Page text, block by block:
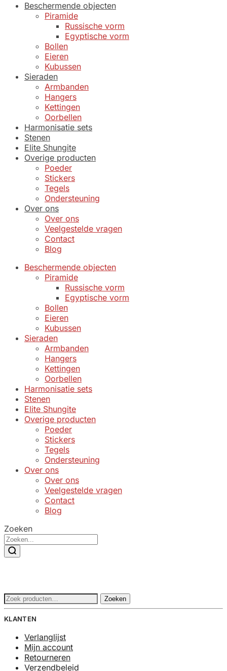
Beschermende objecten
Piramide
Russische vorm
Egyptische vorm
Bollen
Eieren
Kubussen
Sieraden
Armbanden
Hangers
Kettingen
Oorbellen
Harmonisatie sets
Stenen
Elite Shungite
Overige producten
Poeder
Stickers
Tegels
Ondersteuning
Over ons
Over ons
Veelgestelde vragen
Contact
Blog
Beschermende objecten
Piramide
Russische vorm
Egyptische vorm
Bollen
Eieren
Kubussen
Sieraden
Armbanden
Hangers
Kettingen
Oorbellen
Harmonisatie sets
Stenen
Elite Shungite
Overige producten
Poeder
Stickers
Tegels
Ondersteuning
Over ons
Over ons
Veelgestelde vragen
Contact
Blog
Zoeken
Zoeken
naar:
Zoeken
KLANTEN
Verlanglijst
Mijn account
Retourneren
Verzendbeleid